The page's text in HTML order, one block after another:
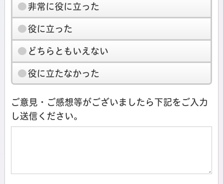
非常に役に立った
役に立った
どちらともいえない
役に立たなかった
ご意見・ご感想等がございましたら下記をご入力
し送信ください。